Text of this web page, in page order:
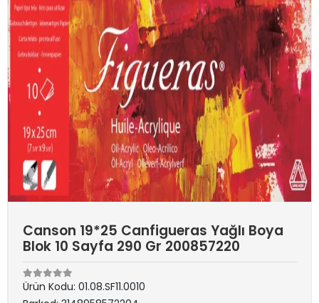
Canson 19*25 Canfigueras Yağlı Boya
Blok 10 Sayfa 290 Gr 200857220
Ürün Kodu: 01.08.SF11.0010